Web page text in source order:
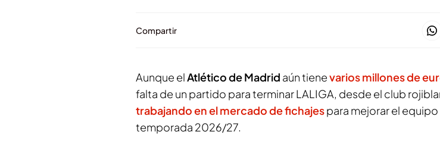
Compartir
Aunque elAtlético de Madrid aún tienevarios millones de
falta de un partido para terminar LALIGA, desde el club
trabajando en el mercado de fichajespara mejorar el equipo
temporada 2026/27.